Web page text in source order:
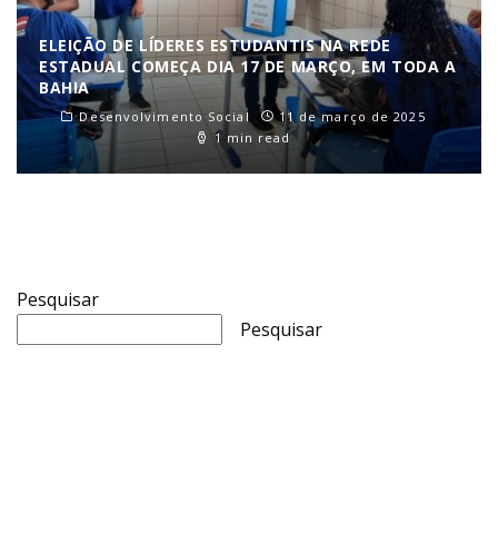
ELEIÇÃO DE LÍDERES ESTUDANTIS NA REDE
ESTADUAL COMEÇA DIA 17 DE MARÇO, EM TODA A
BAHIA
Desenvolvimento Social
11 de março de 2025
1 min read
Pesquisar
Pesquisar